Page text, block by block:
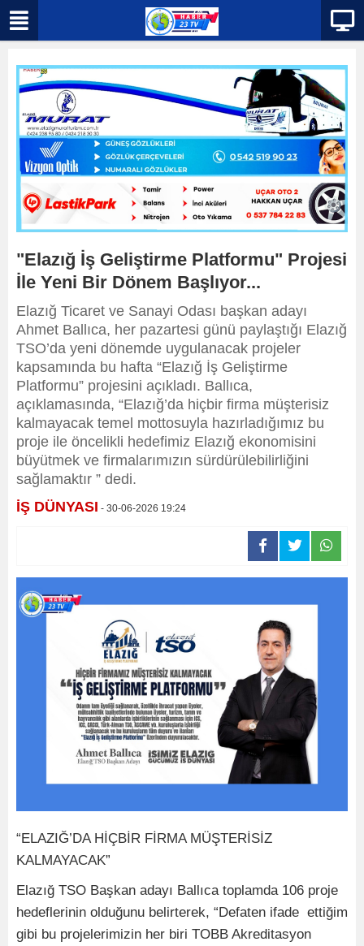
"Elazığ İş Geliştirme Platformu" Projesi
İle Yeni Bir Dönem Başlıyor...
Elazığ Ticaret ve Sanayi Odası başkan adayı
Ahmet Ballıca, her pazartesi günü paylaştığı Elazığ
TSO’da yeni dönemde uygulanacak projeler
kapsamında bu hafta “Elazığ İş Geliştirme
Platformu” projesini açıkladı. Ballıca,
açıklamasında, “Elazığ’da hiçbir firma müşterisiz
kalmayacak temel mottosuyla hazırladığımız bu
proje ile öncelikli hedefimiz Elazığ ekonomisini
büyütmek ve firmalarımızın sürdürülebilirliğini
sağlamaktır ” dedi.
İŞ DÜNYASI - 30-06-2026 19:24
“ELAZIĞ’DA HİÇBİR FİRMA MÜŞTERİSİZ
KALMAYACAK”
Elazığ TSO Başkan adayı Ballıca toplamda 106 proje
hedeflerinin olduğunu belirterek, “Defaten ifade ettiğim
gibi bu projelerimizin her biri TOBB Akreditasyon